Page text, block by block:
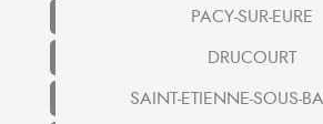
PACY-SUR-EURE
DRUCOURT
SAINT-ETIENNE-SOUS-